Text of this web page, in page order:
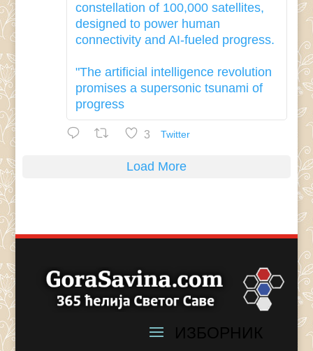
constellation of 100,000 satellites,
designed to power human
connectivity and AI-fueled progress.
"The artificial intelligence revolution
promises a supersonic tsunami of
progress
3 Twitter
Load More